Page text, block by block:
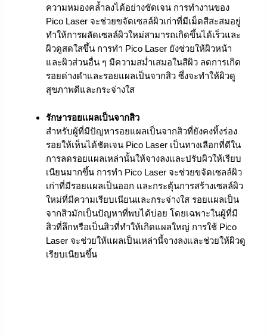
ความหมองคล้ำลงได้อย่างชัดเจน การทำงานของ
Pico Laser จะช่วยขจัดเซลล์ผิวเก่าที่มีเม็ดสีสะสมอยู่
ทำให้การผลัดเซลล์ผิวใหม่สามารถเกิดขึ้นได้เร็วและ
ผิวดูสดใสขึ้น การทำ Pico Laser ยังช่วยให้ผิวหน้า
และผิวส่วนอื่น ๆ มีความสม่ำเสมอในสีผิว ลดการเกิด
รอยด่างดำและรอยแผลเป็นจากสิว ซึ่งจะทำให้ผิวดู
สุขภาพดีและกระจ่างใส
รักษารอยแผลเป็นจากสิว
สำหรับผู้ที่มีปัญหารอยแผลเป็นจากสิวที่ยังคงทิ้งร่อง
รอยให้เห็นได้ชัดเจน Pico Laser เป็นทางเลือกที่ดีใน
การลดรอยแผลเหล่านั้นให้จางลงและปรับผิวให้เรียบ
เนียนมากขึ้น การทำ Pico Laser จะช่วยขจัดเซลล์ผิว
เก่าที่มีรอยแผลเป็นออก และกระตุ้นการสร้างเซลล์ผิว
ใหม่ที่มีความเรียบเนียนและกระจ่างใส รอยแผลเป็น
จากสิวมักเป็นปัญหาที่พบได้บ่อย โดยเฉพาะในผู้ที่มี
สิวที่ลึกหรือเป็นสิวที่ทำให้เกิดแผลใหญ่ การใช้ Pico
Laser จะช่วยให้แผลเป็นเหล่านี้จางลงและช่วยให้ผิวดู
เรียบเนียนขึ้น